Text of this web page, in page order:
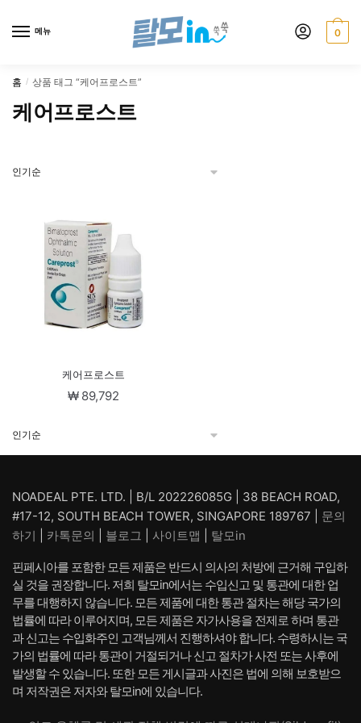
메뉴 0
홈 / 상품 태그 “케어프로스트”
케어프로스트
케어프로스트
₩89,792
NOADEAL PTE. LTD. | B/L 202226085G | 38 BEACH ROAD,
#17-12, SOUTH BEACH TOWER, SINGAPORE 189767 | 문의
하기
카톡문의 블로그 사이트맵 탈모in
핀페시아를 포함한 모든 제품은 반드시 의사의 처방에 근거해 구입하
실 것을 권장합니다. 저희 탈모in에서는 수입신고 및 통관에 대한 업
무를 대행하지 않습니다. 모든 제품에 대한 통관 절차는 해당 국가의
법률에 따라 이루어지며, 모든 제품은 자가사용을 전제로 하며 통관
과 신고는 수입화주인 고객님께서 진행하셔야 합니다. 수령하시는 국
가의 법률에 따라 통관이 거절되거나 신고 절차가 사전 또는 사후에
발생할 수 있습니다. 또한 모든 게시글과 사진은 법에 의해 보호받으
며 저작권은 저자와 탈모in에 있습니다.